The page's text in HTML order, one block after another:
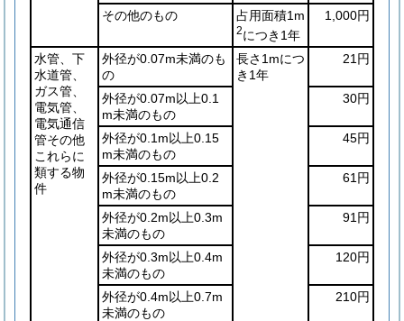
その他のもの 占用面積1m
2につき1年
1,000円
水管、下
水道管、
ガス管、
電気管、
電気通信
管その他
これらに
類する物
件
外径が0.07m未満のも
の
長さ1mにつ
き1年
21円
外径が0.07m以上0.1
m未満のもの
30円
外径が0.1m以上0.15
m未満のもの
45円
外径が0.15m以上0.2
m未満のもの
61円
外径が0.2m以上0.3m
未満のもの
91円
外径が0.3m以上0.4m
未満のもの
120円
外径が0.4m以上0.7m
未満のもの
210円